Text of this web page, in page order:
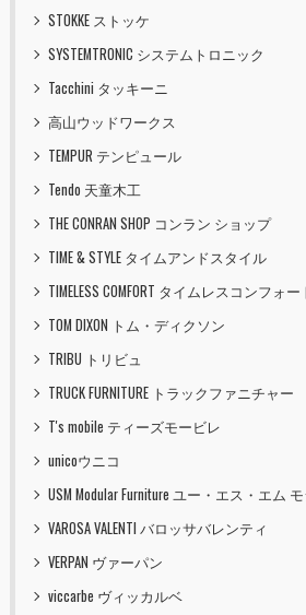
STOKKE ストッケ
SYSTEMTRONIC システムトロニック
Tacchini タッキーニ
高山ウッドワークス
TEMPUR テンピュール
Tendo 天童木工
THE CONRAN SHOP コンラン ショップ
TIME & STYLE タイムアンドスタイル
TIMELESS COMFORT タイムレスコンフォー
TOM DIXON トム・ディクソン
TRIBU トリビュ
TRUCK FURNITURE トラックファニチャー
T's mobile ティーズモービレ
unicoウニコ
USM Modular Furniture ユー・エス・エム モ
VAROSA VALENTI バロッサバレンティ
VERPAN ヴァーパン
viccarbe ヴィッカルベ